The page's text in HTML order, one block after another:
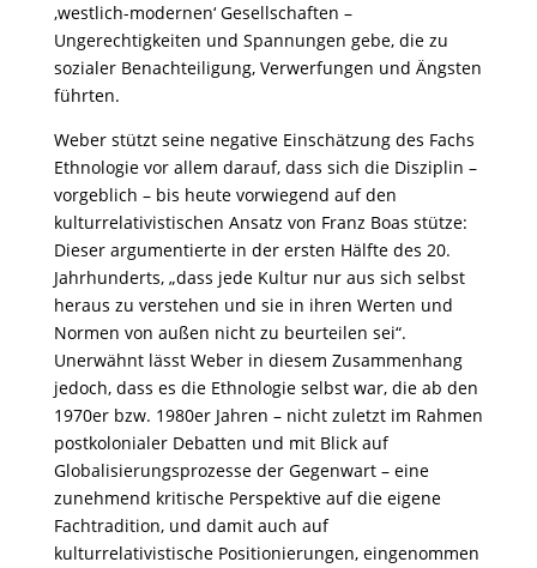
‚westlich-modernen‘ Gesellschaften –
Ungerechtigkeiten und Spannungen gebe, die zu
sozialer Benachteiligung, Verwerfungen und Ängsten
führten.
Weber stützt seine negative Einschätzung des Fachs
Ethnologie vor allem darauf, dass sich die Disziplin –
vorgeblich – bis heute vorwiegend auf den
kulturrelativistischen Ansatz von Franz Boas stütze:
Dieser argumentierte in der ersten Hälfte des 20.
Jahrhunderts, „dass jede Kultur nur aus sich selbst
heraus zu verstehen und sie in ihren Werten und
Normen von außen nicht zu beurteilen sei“.
Unerwähnt lässt Weber in diesem Zusammenhang
jedoch, dass es die Ethnologie selbst war, die ab den
1970er bzw. 1980er Jahren – nicht zuletzt im Rahmen
postkolonialer Debatten und mit Blick auf
Globalisierungsprozesse der Gegenwart – eine
zunehmend kritische Perspektive auf die eigene
Fachtradition, und damit auch auf
kulturrelativistische Positionierungen, eingenommen